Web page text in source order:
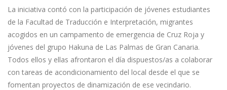
La iniciativa contó con la participación de jóvenes estudiantes
de la Facultad de Traducción e Interpretación, migrantes
acogidos en un campamento de emergencia de Cruz Roja y
jóvenes del grupo Hakuna de Las Palmas de Gran Canaria.
Todos ellos y ellas afrontaron el día dispuestos/as a colaborar
con tareas de acondicionamiento del local desde el que se
fomentan proyectos de dinamización de ese vecindario.